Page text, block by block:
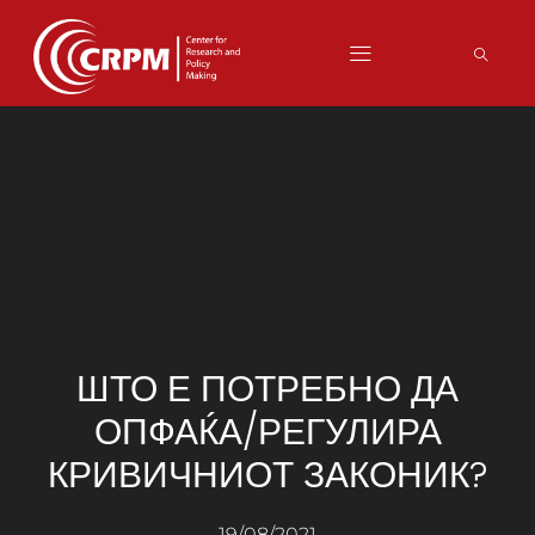
ШТО Е ПОТРЕБНО ДА
ОПФАЌА/РЕГУЛИРА
КРИВИЧНИОТ ЗАКОНИК?